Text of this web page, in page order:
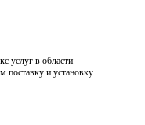
услуг в области
поставку и установку